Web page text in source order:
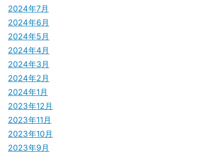
2024年7月
2024年6月
2024年5月
2024年4月
2024年3月
2024年2月
2024年1月
2023年12月
2023年11月
2023年10月
2023年9月